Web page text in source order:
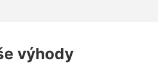
výhody